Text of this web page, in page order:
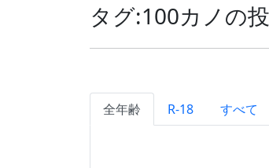
タグ:100カノの
全年齢
R-18 すべて